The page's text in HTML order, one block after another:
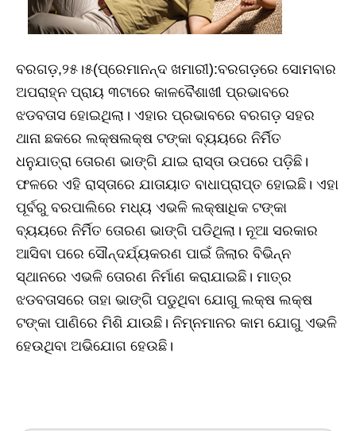
ବରଗଡ଼,୨୫।୫(ପ୍ରେମାନନ୍ଦ ଖମାରୀ):ବରଗଡ଼ରେ ସୋମବାର
ଅପରାହ୍ନ ପ୍ରାୟ ୩ଟାରେ କାଳବୈଶାଖୀ ପ୍ରଭାବରେ
ଝଡବତାସ ହୋଇଥିଲା। ଏହାର ପ୍ରଭାବରେ ବରଗଡ଼ ସହର
ଥାନା ଛକରେ ଲକ୍ଷଲକ୍ଷ ଟଙ୍କା ବ୍ୟୟରେ ନିର୍ମିତ
ଧନୁଯାତ୍ରା ତୋରଣ ଭାଙ୍ଗି ଯାଇ ରାସ୍ତା ଉପରେ ପଡ଼ିଛି।
ଫଳରେ ଏହି ରାସ୍ତାରେ ଯାତାୟାତ ବାଧାପ୍ରାପ୍ତ ହୋଇଛି। ଏହା
ପୂର୍ବରୁ ବରପାଲିରେ ମଧ୍ୟ ଏଭଳି ଲକ୍ଷାଧିକ ଟଙ୍କା
ବ୍ୟୟରେ ନିର୍ମିତ ତୋରଣ ଭାଙ୍ଗି ପଡିଥିଲା। ନୂଆ ସରକାର
ଆସିବା ପରେ ସୌନ୍ଦର୍ଯ୍ୟକରଣ ପାଇଁ ଜିଲାର ବିଭିନ୍ନ
ସ୍ଥାନରେ ଏଭଳି ତୋରଣ ନିର୍ମାଣ କରାଯାଇଛି। ମାତ୍ର
ଝଡବତାସରେ ତାହା ଭାଙ୍ଗି ପଡୁଥିବା ଯୋଗୁ ଲକ୍ଷ ଲକ୍ଷ
ଟଙ୍କା ପାଣିରେ ମିଶି ଯାଉଛି। ନିମ୍ନମାନର କାମ ଯୋଗୁ ଏଭଳି
ହେଉଥିବା ଅଭିଯୋଗ ହେଉଛି।